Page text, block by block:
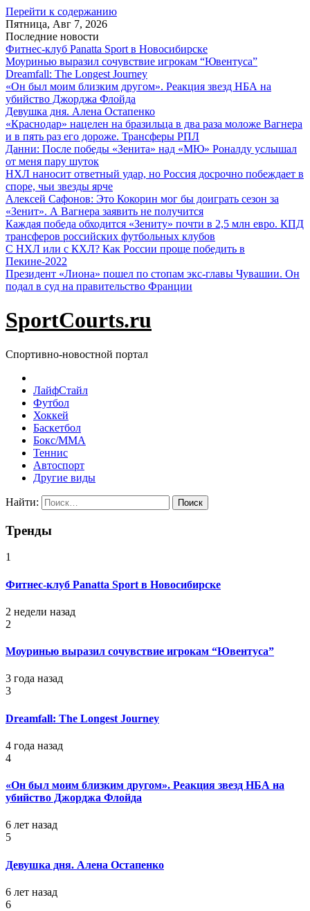
Перейти к содержанию
Пятница, Авг 7, 2026
Последние новости
Фитнес-клуб Panatta Sport в Новосибирске
Моуринью выразил сочувствие игрокам “Ювентуса”
Dreamfall: The Longest Journey
«Он был моим близким другом». Реакция звезд НБА на
убийство Джорджа Флойда
Девушка дня. Алена Остапенко
«Краснодар» нацелен на бразильца в два раза моложе Вагнера
и в пять раз его дороже. Трансферы РПЛ
Данни: После победы «Зенита» над «МЮ» Роналду услышал
от меня пару шуток
НХЛ наносит ответный удар, но Россия досрочно побеждает в
споре, чьи звезды ярче
Алексей Сафонов: Это Кокорин мог бы доиграть сезон за
«Зенит». А Вагнера заявить не получится
Каждая победа обходится «Зениту» почти в 2,5 млн евро. КПД
трансферов российских футбольных клубов
С НХЛ или с КХЛ? Как России проще победить в
Пекине-2022
Президент «Лиона» пошел по стопам экс-главы Чувашии. Он
подал в суд на правительство Франции
SportCourts.ru
Спортивно-новостной портал
ЛайфСтайл
Футбол
Хоккей
Баскетбол
Бокс/MMA
Теннис
Автоспорт
Другие виды
Найти:
Тренды
1
Фитнес-клуб Panatta Sport в Новосибирске
2 недели назад
2
Моуринью выразил сочувствие игрокам “Ювентуса”
3 года назад
3
Dreamfall: The Longest Journey
4 года назад
4
«Он был моим близким другом». Реакция звезд НБА на
убийство Джорджа Флойда
6 лет назад
5
Девушка дня. Алена Остапенко
6 лет назад
6